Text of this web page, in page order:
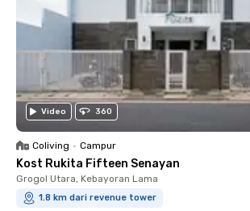
Video 360
Coliving • Campur
Kost Rukita Fifteen Senayan
Grogol Utara, Kebayoran Lama
1.8 km dari revenue tower